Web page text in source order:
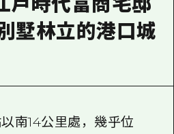
墅林立的港口城
南14公里處，幾乎位